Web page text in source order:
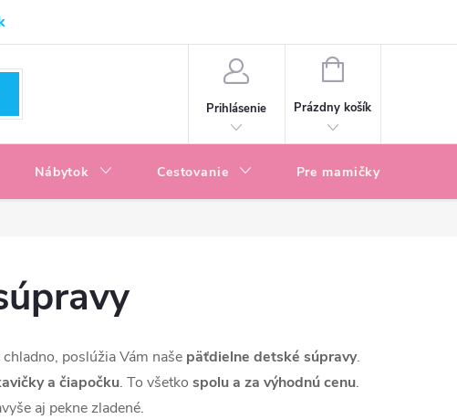
podmienky
Prihlásenie
NÁKUPNÝ
Prázdny košík
Nábytok Cestovanie Pre mamičky
poslúžia Vám naše päťdielne detské súpravy.
a čiapočku. To všetko spolu a za výhodnú cenu.
aj pekne zladené.